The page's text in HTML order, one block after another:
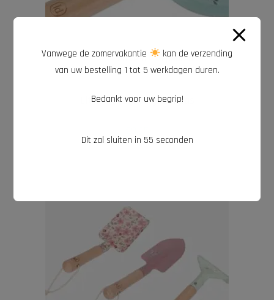
Bestel nu en verdien 1 punten!
Little Dutch | vergrootglas
Vanwege de zomervakantie
kan de verzending
van uw bestelling 1 tot 5 werkdagen duren.
Bedankt voor uw begrip!
Dit zal sluiten in 54 seconden